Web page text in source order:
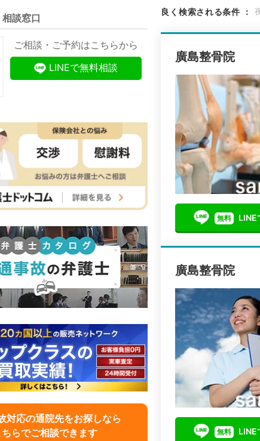
談窓口
ご相談・ご予約はこちらから
LINEで無料相談
対応の通院先をお探しなら
ちらでご相談できます
良く検索される条件 ：
廣島整骨院
無料 LINE
廣島整骨院
無料 LINE